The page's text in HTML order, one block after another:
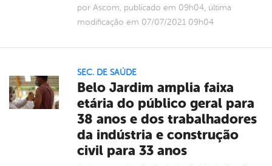
por Ascom, publicado em 09h04, última
modificação em 07/07/2021 09h04
SEC. DE SAÚDE
Belo Jardim amplia faixa
etária do público geral para
38 anos e dos trabalhadores
da indústria e construção
civil para 33 anos